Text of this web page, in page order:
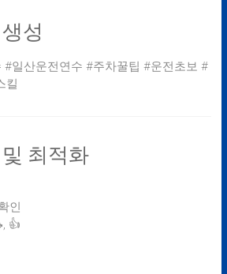
성
일산운전연수 #주차꿀팁 #운전초보 #
킬
최적화
인
👍